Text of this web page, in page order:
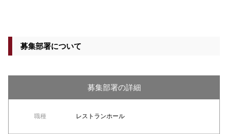
募集部署について
募集部署の詳細
職種 レストランホール